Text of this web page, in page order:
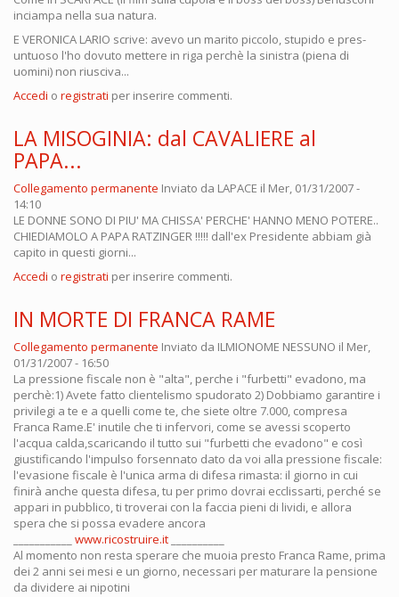
inciampa nella sua natura.
E VERONICA LARIO scrive: avevo un marito piccolo, stupido e pres-
untuoso l'ho dovuto mettere in riga perchè la sinistra (piena di
uomini) non riusciva...
Accedi o registrati per inserire commenti.
LA MISOGINIA: dal CAVALIERE al
PAPA...
Collegamento permanente Inviato da LAPACE il Mer, 01/31/2007 -
14:10
LE DONNE SONO DI PIU' MA CHISSA' PERCHE' HANNO MENO POTERE..
CHIEDIAMOLO A PAPA RATZINGER !!!!! dall'ex Presidente abbiam già
capito in questi giorni...
Accedi o registrati per inserire commenti.
IN MORTE DI FRANCA RAME
Collegamento permanente Inviato da ILMIONOME NESSUNO il Mer,
01/31/2007 - 16:50
La pressione fiscale non è "alta", perche i "furbetti" evadono, ma
perchè:1) Avete fatto clientelismo spudorato 2) Dobbiamo garantire i
privilegi a te e a quelli come te, che siete oltre 7.000, compresa
Franca Rame.E' inutile che ti infervori, come se avessi scoperto
l'acqua calda,scaricando il tutto sui "furbetti che evadono" e così
giustificando l'impulso forsennato dato da voi alla pressione fiscale:
l'evasione fiscale è l'unica arma di difesa rimasta: il giorno in cui
finirà anche questa difesa, tu per primo dovrai ecclissarti, perché se
appari in pubblico, ti troverai con la faccia pieni di lividi, e allora
spera che si possa evadere ancora
www.ricostruire.it
Al momento non resta sperare che muoia presto Franca Rame, prima
dei 2 anni sei mesi e un giorno, necessari per maturare la pensione
da dividere ai nipotini